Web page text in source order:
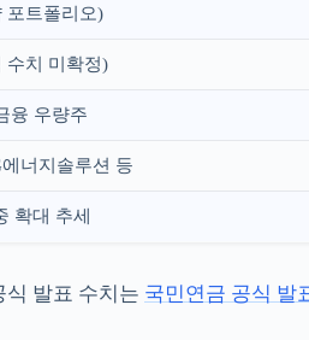
포트폴리오)
수치 미확정)
융 우량주
너지솔루션 등
확대 추세
발표 수치는 국민연금 공식 발